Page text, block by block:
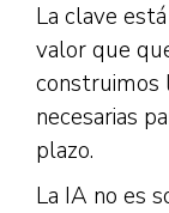
La clave
valor que
construimos
necesarias
plazo.
La IA no es